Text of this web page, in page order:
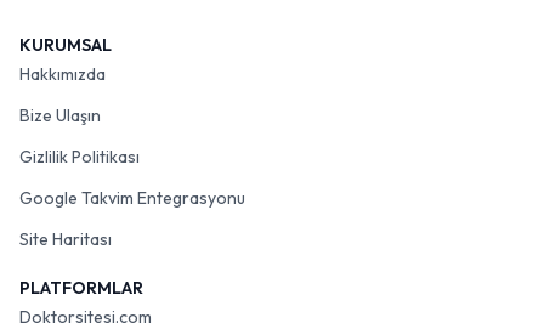
KURUMSAL
Hakkımızda
Bize Ulaşın
Gizlilik Politikası
Google Takvim Entegrasyonu
Site Haritası
PLATFORMLAR
Doktorsitesi.com